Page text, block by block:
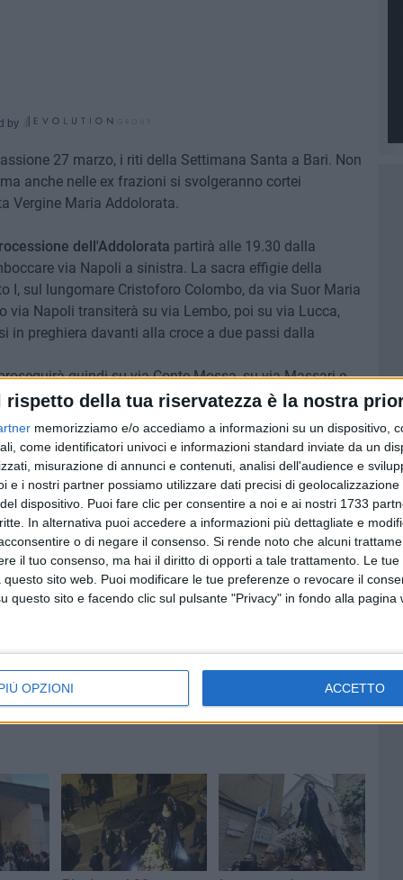
rispetto della tua riservatezza è la nostra
memorizziamo e/o accediamo a informazioni su un dispositivo,
come identificatori univoci e informazioni standard inviate da un
misurazione di annunci e contenuti, analisi dell'audience e
e i nostri partner possiamo utilizzare dati precisi di
dispositivo. Puoi fare clic per consentire a noi e ai nostri 1733
In alternativa puoi accedere a informazioni più dettagliate e
o di negare il consenso. Si rende noto che alcuni
il tuo consenso, ma hai il diritto di opporti a tale trattamento. Le
sito web. Puoi modificare le tue preferenze o revocare il
questo sito e facendo clic sul pulsante "Privacy" in fondo alla pagina
OPZIONI ACCETTO
by
27 marzo, i riti della Settimana Santa a Bari. Non
anche nelle ex frazioni si svolgeranno cortei
Vergine Maria Addolorata.
dell'Addolorata partirà alle 19.30 dalla
via Napoli a sinistra. La sacra effigie della
I, sul lungomare Cristoforo Colombo, da via Suor Maria
via Napoli transiterà su via Lembo, poi su via Lucca,
in preghiera davanti alla croce a due passi dalla
quindi su via Conte Mossa, su via Massari e
guidata da don Fabio Campione dopo il
la processione sarà rinviata a sabato 28
ai
8 AGOSTO 2026
Mercato in uscita, anche
Dickmann lascia Bari